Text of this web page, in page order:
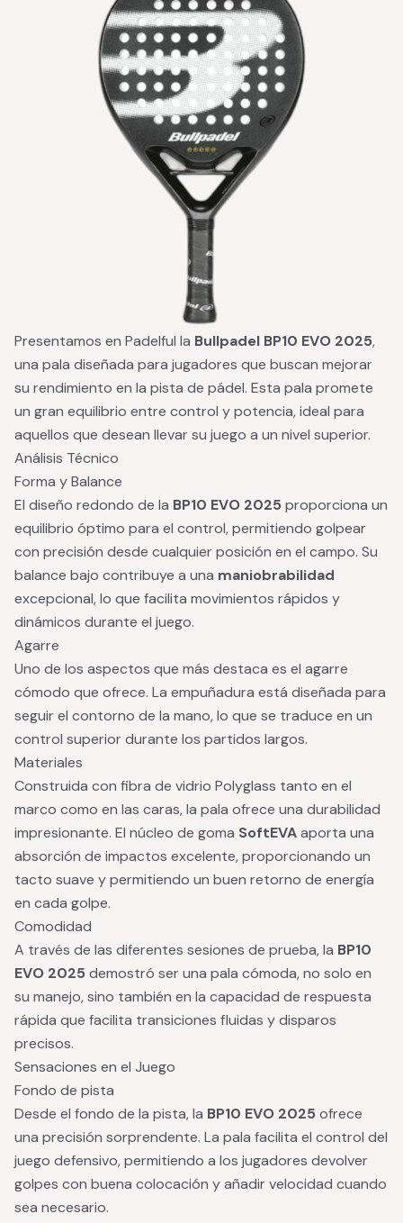
Presentamos en Padelful la Bullpadel BP10 EVO 2025,
una pala diseñada para jugadores que buscan mejorar
su rendimiento en la pista de pádel. Esta pala promete
un gran equilibrio entre control y potencia, ideal para
aquellos que desean llevar su juego a un nivel superior.
Análisis Técnico
Forma y Balance
El diseño redondo de la BP10 EVO 2025 proporciona un
equilibrio óptimo para el control, permitiendo golpear
con precisión desde cualquier posición en el campo. Su
balance bajo contribuye a una maniobrabilidad
excepcional, lo que facilita movimientos rápidos y
dinámicos durante el juego.
Agarre
Uno de los aspectos que más destaca es el agarre
cómodo que ofrece. La empuñadura está diseñada para
seguir el contorno de la mano, lo que se traduce en un
control superior durante los partidos largos.
Materiales
Construida con fibra de vidrio Polyglass tanto en el
marco como en las caras, la pala ofrece una durabilidad
impresionante. El núcleo de goma SoftEVAaporta una
absorción de impactos excelente, proporcionando un
tacto suave y permitiendo un buen retorno de energía
en cada golpe.
Comodidad
A través de las diferentes sesiones de prueba, la BP10
EVO 2025 demostró ser una pala cómoda, no solo en
su manejo, sino también en la capacidad de respuesta
rápida que facilita transiciones fluidas y disparos
precisos.
Sensaciones en el Juego
Fondo de pista
Desde el fondo de la pista, la BP10 EVO 2025 ofrece
una precisión sorprendente. La pala facilita el control del
juego defensivo, permitiendo a los jugadores devolver
golpes con buena colocación y añadir velocidad cuando
sea necesario.